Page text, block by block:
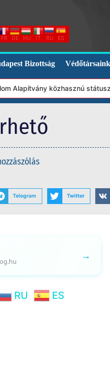
FR DE HU IT RU ES
Bizottság
közhasznú
Telegram Twitter
→
RU ES